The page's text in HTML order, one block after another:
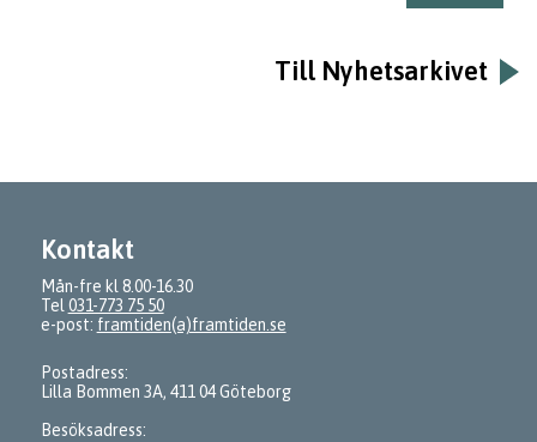
Till Nyhetsarkivet
Kontakt
Mån-fre kl 8.00-16.30
Tel 031-773 75 50
e-post: framtiden(a)framtiden.se
Postadress:
Lilla Bommen 3A, 411 04 Göteborg
Besöksadress: